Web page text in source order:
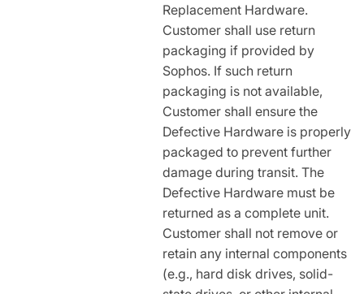
Replacement Hardware.
Customer shall use return
packaging if provided by
Sophos. If such return
packaging is not available,
Customer shall ensure the
Defective Hardware is properly
packaged to prevent further
damage during transit. The
Defective Hardware must be
returned as a complete unit.
Customer shall not remove or
retain any internal components
(e.g., hard disk drives, solid-